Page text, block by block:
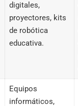
digitales,
proyectores, kits
de robótica
educativa.
Equipos
informáticos,